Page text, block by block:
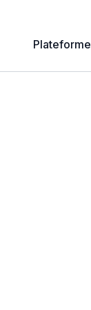
Plateforme